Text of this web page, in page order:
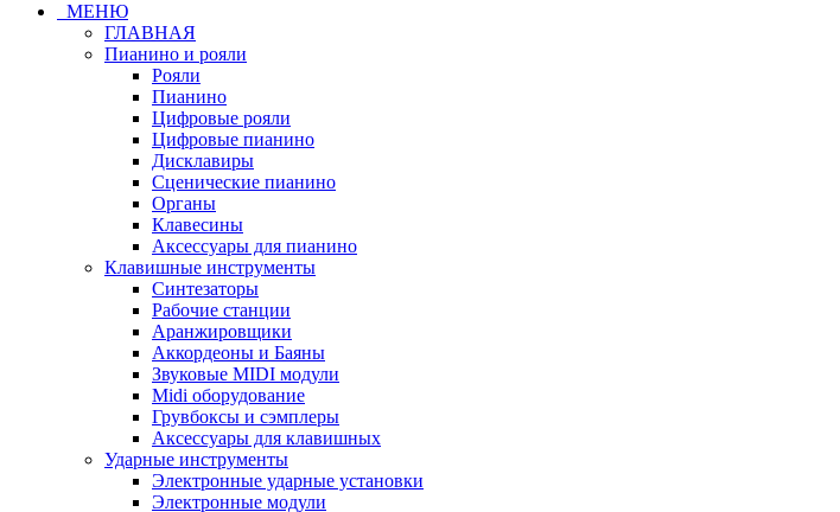
МЕНЮ
ГЛАВНАЯ
Пианино и рояли
Рояли
Пианино
Цифровые рояли
Цифровые пианино
Дисклавиры
Сценические пианино
Органы
Клавесины
Аксессуары для пианино
Клавишные инструменты
Синтезаторы
Рабочие станции
Аранжировщики
Аккордеоны и Баяны
Звуковые MIDI модули
Midi оборудование
Грувбоксы и сэмплеры
Аксессуары для клавишных
Ударные инструменты
Электронные ударные установки
Электронные модули